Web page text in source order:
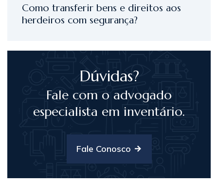
Como transferir bens e direitos aos
herdeiros com segurança?
Dúvidas?
Fale com o advogado
especialista em inventário.
Fale Conosco